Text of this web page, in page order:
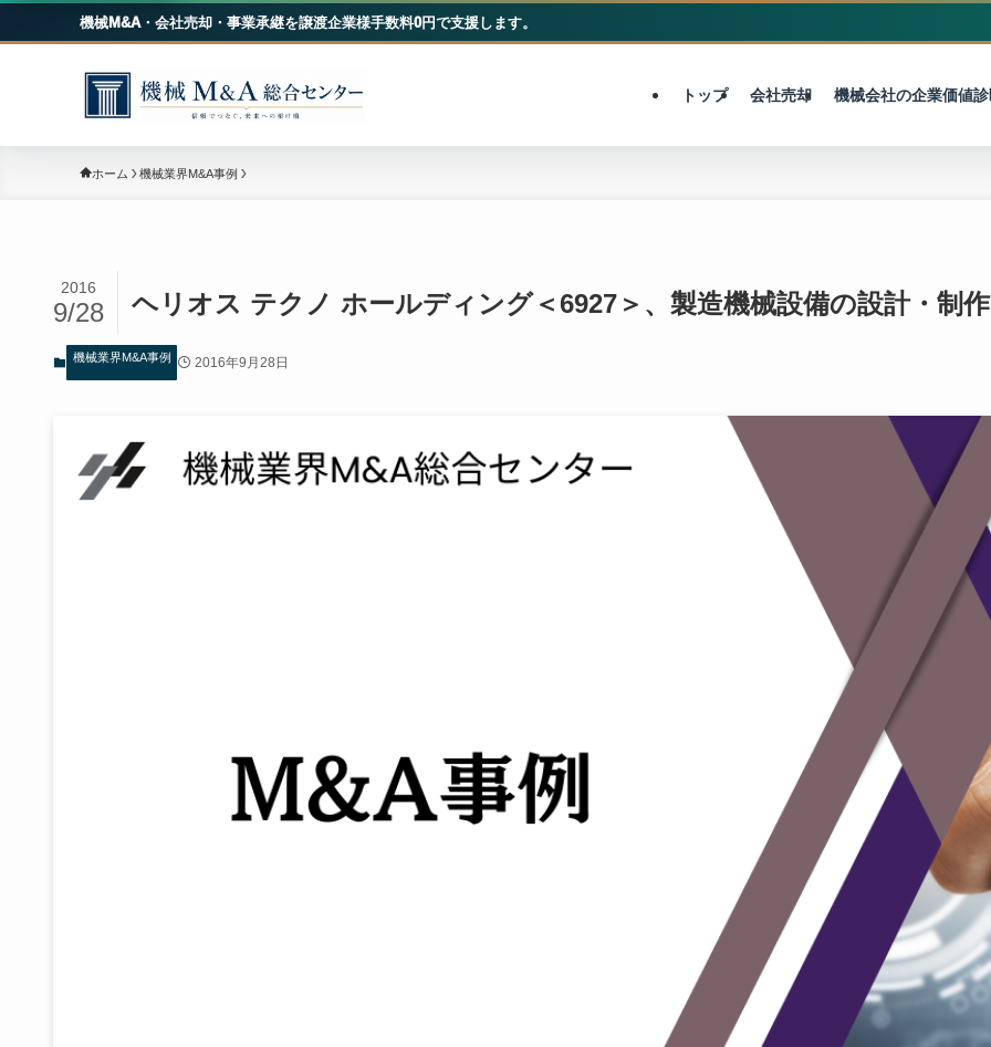
機械M&A・会社売却・事業承継を譲渡企業様手数料0円で支援します。
トップ 会社売却 機械会社の企業価値
ホーム 機械業界M&A事例
ヘリオス テクノ ホールディング＜6927＞、製造機械設備の設計・制
2016
9/28
機械業界M&A事例 2016年9月28日